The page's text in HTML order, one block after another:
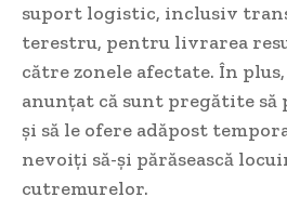
suport logistic, inclusiv
terestru, pentru livrarea
către zonele afectate. În
anunțat că sunt pregătite să
și să le ofere adăpost
nevoiți să-și părăsească
cutremurelor.